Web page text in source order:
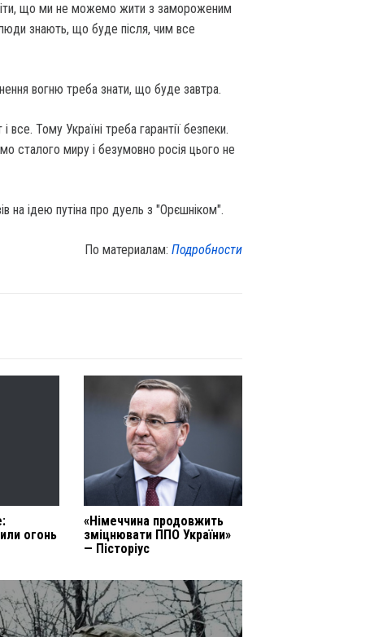
що ми не можемо жити з замороженим
знають, що буде після, чим все
вогню треба знати, що буде завтра.
Тому Україні треба гарантії безпеки.
сталого миру і безумовно росія цього не
на ідею путіна про дуель з "Орєшніком".
По материалам:Подробности
огонь
«Німеччина продовжить
зміцнювати ППО України»
— Пісторіус